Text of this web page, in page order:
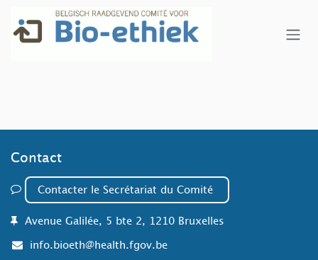
Contact
Contacter le Secrétariat du Comité
Avenue Galilée, 5 bte 2, 1210 Bruxelles
info.bioeth@health.fgov.be